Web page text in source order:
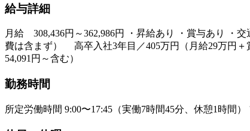
給与詳細
月給 308,436円～362,986円 ・昇給あり ・賞与あり ・
費は含まず） 高卒入社3年目／405万円（月給29万円＋
54,091円～含む）
勤務時間
所定労働時間 9:00〜17:45（実働7時間45分、休憩1時間